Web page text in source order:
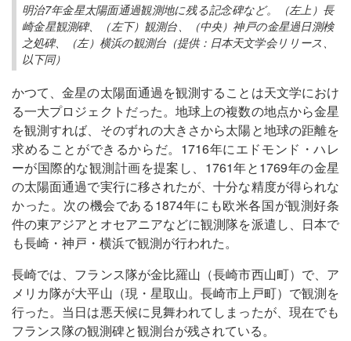
明治7年金星太陽面通過観測地に残る記念碑など。（左上）長
崎金星観測碑、（左下）観測台、（中央）神戸の金星過日測検
之処碑、（左）横浜の観測台（提供：日本天文学会リリース、
以下同）
かつて、金星の太陽面通過を観測することは天文学におけ
る一大プロジェクトだった。地球上の複数の地点から金星
を観測すれば、そのずれの大きさから太陽と地球の距離を
求めることができるからだ。1716年にエドモンド・ハレ
ーが国際的な観測計画を提案し、1761年と1769年の金星
の太陽面通過で実行に移されたが、十分な精度が得られな
かった。次の機会である1874年にも欧米各国が観測好条
件の東アジアとオセアニアなどに観測隊を派遣し、日本で
も長崎・神戸・横浜で観測が行われた。
長崎では、フランス隊が金比羅山（長崎市西山町）で、ア
メリカ隊が大平山（現・星取山。長崎市上戸町）で観測を
行った。当日は悪天候に見舞われてしまったが、現在でも
フランス隊の観測碑と観測台が残されている。